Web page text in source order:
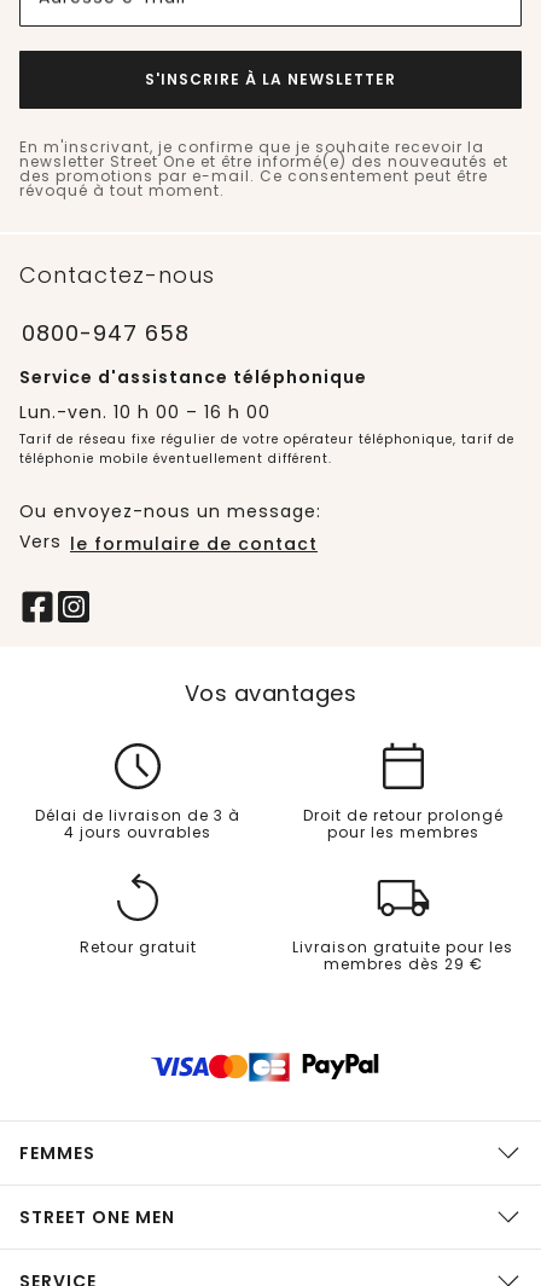
S'INSCRIRE À LA NEWSLETTER
En m'inscrivant, je confirme que je souhaite recevoir la
newsletter Street One et être informé(e) des nouveautés et
des promotions par e-mail. Ce consentement peut être
révoqué à tout moment.
Contactez-nous
0800-947 658
Service d'assistance téléphonique
Lun.-ven. 10 h 00 – 16 h 00
Tarif de réseau fixe régulier de votre opérateur téléphonique, tarif de
téléphonie mobile éventuellement différent.
Ou envoyez-nous un message:
Vers le formulaire de contact
Vos avantages
Délai de livraison de 3 à
4 jours ouvrables
Droit de retour prolongé
pour les membres
Retour gratuit
Livraison gratuite pour les
membres dès 29 €
FEMMES
STREET ONE MEN
SERVICE